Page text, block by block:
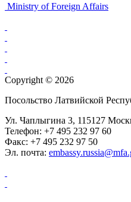
Ministry of Foreign Affairs
Copyright © 2026
Посольство Латвийской
Ул. Чаплыгина 3, 115127
Телефон: +7 495 232 97 60
Факс: +7 495 232 97 50
Эл. почта: